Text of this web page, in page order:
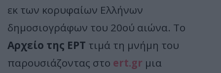
εκ των κορυφαίων Ελλήνων
δημοσιογράφων του 20ού αιώνα. Το
Αρχείο της ΕΡΤ τιμά τη μνήμη του
παρουσιάζοντας στο ert.gr μια